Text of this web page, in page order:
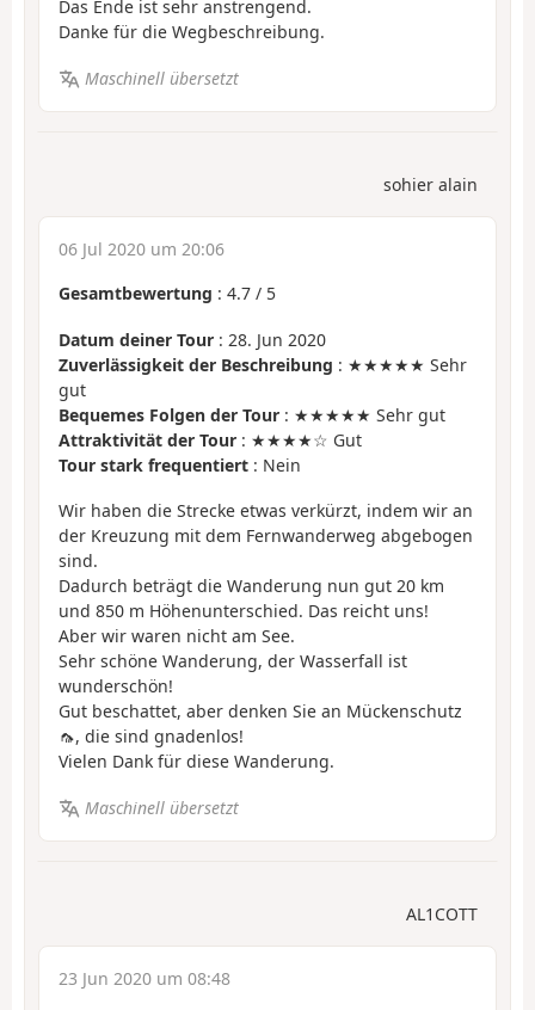
Das Ende ist sehr anstrengend.
Danke für die Wegbeschreibung.
Maschinell übersetzt
sohier alain
06 Jul 2020 um 20:06
Gesamtbewertung : 4.7 / 5
Datum deiner Tour : 28. Jun 2020
Zuverlässigkeit der Beschreibung : ★★★★★ Sehr
gut
Bequemes Folgen der Tour : ★★★★★ Sehr gut
Attraktivität der Tour : ★★★★☆ Gut
Tour stark frequentiert : Nein
Wir haben die Strecke etwas verkürzt, indem wir an
der Kreuzung mit dem Fernwanderweg abgebogen
sind.
Dadurch beträgt die Wanderung nun gut 20 km
und 850 m Höhenunterschied. Das reicht uns!
Aber wir waren nicht am See.
Sehr schöne Wanderung, der Wasserfall ist
wunderschön!
Gut beschattet, aber denken Sie an Mückenschutz
🦟, die sind gnadenlos!
Vielen Dank für diese Wanderung.
Maschinell übersetzt
AL1COTT
23 Jun 2020 um 08:48